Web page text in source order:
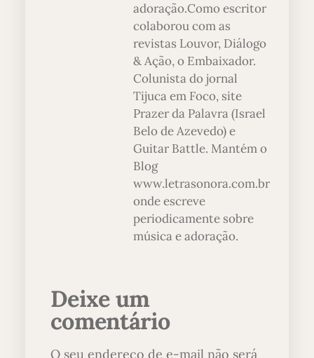
adoração.Como escritor
colaborou com as
revistas Louvor, Diálogo
& Ação, o Embaixador.
Colunista do jornal
Tijuca em Foco, site
Prazer da Palavra (Israel
Belo de Azevedo) e
Guitar Battle. Mantém o
Blog
www.letrasonora.com.br
onde escreve
periodicamente sobre
música e adoração.
Deixe um
comentário
O seu endereço de e-mail não será